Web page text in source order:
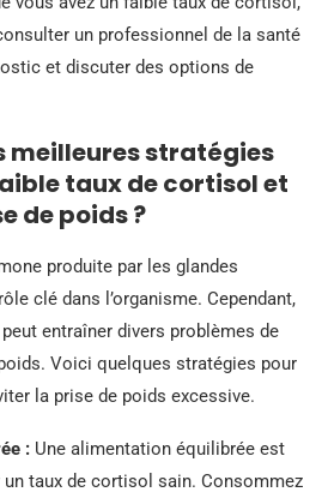
un professionnel de la santé
et discuter des options de
meilleures stratégies
taux de cortisol et
de poids ?
produite par les glandes
clé dans l’organisme. Cependant,
entraîner divers problèmes de
Voici quelques stratégies pour
la prise de poids excessive.
: Une alimentation équilibrée est
taux de cortisol sain. Consommez